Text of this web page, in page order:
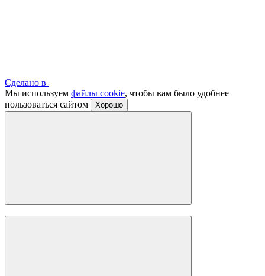
Сделано в
Мы используем файлы cookie, чтобы вам было удобнее
пользоваться сайтом
Хорошо